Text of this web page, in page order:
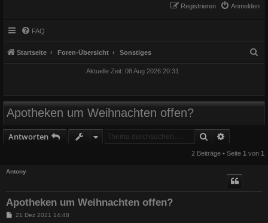
Anmelden
Registrieren
FAQ
Startseite Foren-Übersicht Sonstiges
Aktuelle Zeit: 08 Aug 2026 20:31
Apotheken um Weihnachten offen?
Antworten Suche
2 Beiträge • Seite 1 von 1
Antony
Apotheken um Weihnachten offen?
B21 Dez 2021 14:48